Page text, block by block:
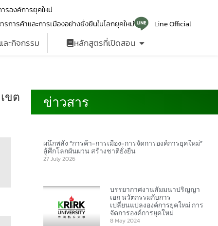
รองค์การยุคใหม่
รการค้าและการเมืองอย่างยั่งยืนในโลกยุคใหม่
Line Official
ละกิจกรรม หลักสูตรที่เปิดสอน
ขต
ข่าวสาร
​ผนึกพลัง “การค้า-การเมือง-การจัดการองค์การยุคใหม่”
สู้ศึกโลกผันผวน สร้างชาติยั่งยืน
27 July 2026
บรรยากาศงานสัมมนาปริญญา
เอก นวัตกรรมกับการ
เปลี่ยนแปลงองค์การยุคใหม่ การ
จัดการองค์การยุคใหม่
8 May 2024